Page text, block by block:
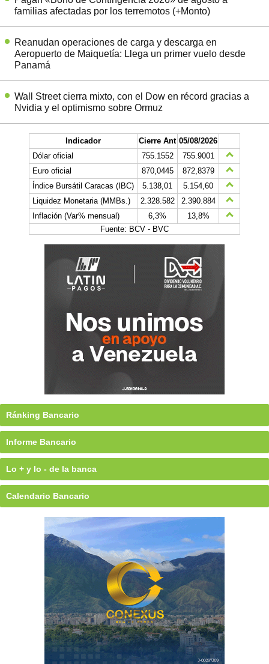
familias afectadas por los terremotos (+Monto)
Reanudan operaciones de carga y descarga en
Aeropuerto de Maiquetía: Llega un primer vuelo desde
Panamá
Wall Street cierra mixto, con el Dow en récord gracias a
Nvidia y el optimismo sobre Ormuz
Indicador Cierre Ant 05/08/2026
Dólar oficial
755.1552
755.9001
Euro oficial
870,0445
872,8379
Índice Bursátil Caracas (IBC)
5.138,01
5.154,60
Liquidez Monetaria (MMBs.)
2.328.582
2.390.884
Inflación (Var% mensual)
6,3%
13,8%
Fuente: BCV - BVC
Ránking Bancario
Informe Bancario
Lo + y lo - de la banca
Calendario Bancario